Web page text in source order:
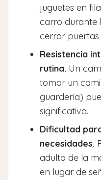
juguetes en
carro durante
cerrar
Resistencia
rutina. Un
tomar un
guardería)
significativa.
Dificultad
necesidades.
adulto de la
en lugar de